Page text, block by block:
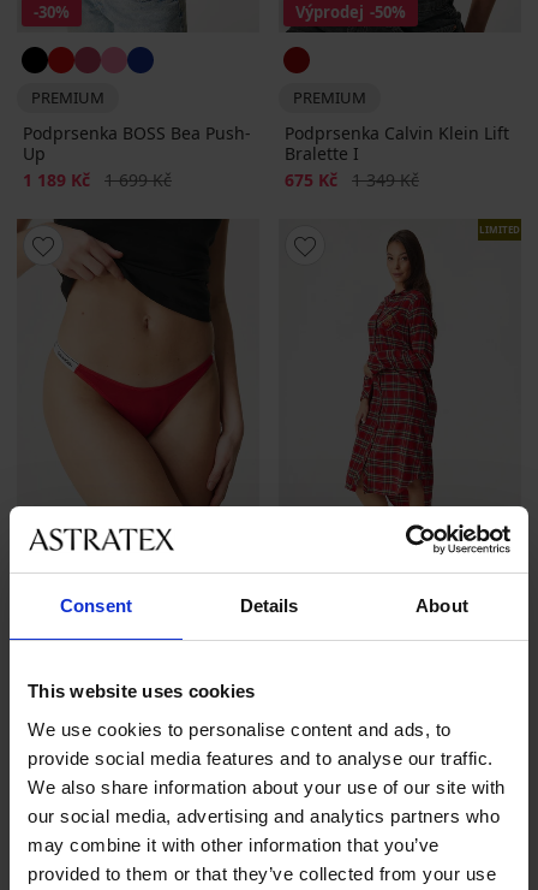
Consent Details About
This website uses cookies
We use cookies to personalise content and ads, to
provide social media features and to analyse our traffic.
We also share information about your use of our site with
our social media, advertising and analytics partners who
may combine it with other information that you’ve
provided to them or that they’ve collected from your use
-30%
PREMIUM
Podprsenka BOSS Bea Push-
Up
Sleva
1 189 Kč Původní cena
1 699 Kč
Výprodej -50%
PREMIUM
Podprsenka Calvin Klein Lift
Bralette I
Sleva
675 Kč Původní cena
1 349 Kč
PREMIUM
Tanga Calvin Klein Dipped
String
499 Kčakce 3+1 ZDARMA
LIMITED
PREMIUM
Sleva
1 400 Kč Původní cena
2 799 Kč
LIMITED LIMITED